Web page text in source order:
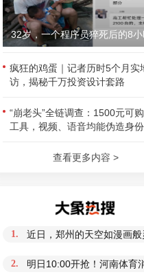
品质滨州 向新而行|全国
32岁，一个程序员猝死后的8
疯狂的鸡蛋｜记者历时5个月实
访，揭秘千万投资设计套路
“崩老头”全链调查：1500元可
工具，视频、语音均能伪造身份
查看更多内容 >
1. 近日，郑州的天空如漫画
2. 明日10:00开抢！河南体育